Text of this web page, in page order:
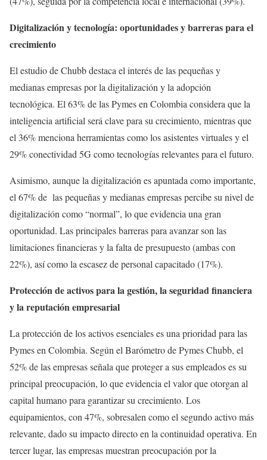
Digitalización y tecnología: oportunidades y barreras para el
crecimiento
El estudio de Chubb destaca el interés de las pequeñas y
medianas empresas por la digitalización y la adopción
tecnológica. El 63% de las Pymes en Colombia considera que la
inteligencia artificial será clave para su crecimiento, mientras que
el 36% menciona herramientas como los asistentes virtuales y el
29% conectividad 5G como tecnologías relevantes para el futuro.
Asimismo, aunque la digitalización es apuntada como importante,
el 67% de las pequeñas y medianas empresas percibe su nivel de
digitalización como “normal”, lo que evidencia una gran
oportunidad. Las principales barreras para avanzar son las
limitaciones financieras y la falta de presupuesto (ambas con
22%), así como la escasez de personal capacitado (17%).
Protección de activos para la gestión, la seguridad financiera
y la reputación empresarial
La protección de los activos esenciales es una prioridad para las
Pymes en Colombia. Según el Barómetro de Pymes Chubb, el
52% de las empresas señala que proteger a sus empleados es su
principal preocupación, lo que evidencia el valor que otorgan al
capital humano para garantizar su crecimiento. Los
equipamientos, con 47%, sobresalen como el segundo activo más
relevante, dado su impacto directo en la continuidad operativa. En
tercer lugar, las empresas muestran preocupación por la